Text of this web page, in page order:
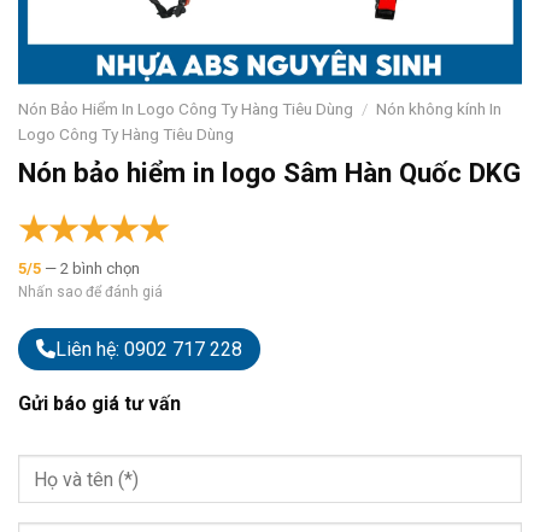
Nón Bảo Hiểm In Logo Công Ty Hàng Tiêu Dùng / Nón không kính In
Logo Công Ty Hàng Tiêu Dùng
Nón bảo hiểm in logo Sâm Hàn Quốc DKG
★
★
★
★
★
5/5 — 2 bình chọn
Nhấn sao để đánh giá
Liên hệ: 0902 717 228
Gửi báo giá tư vấn